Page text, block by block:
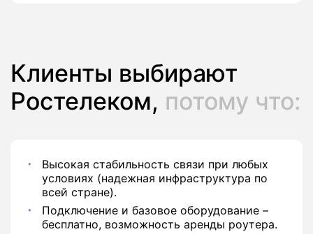
Клиенты выбирают
Ростелеком, потому что:
Высокая стабильность связи при любых
условиях (надежная инфраструктура по
всей стране).
Подключение и базовое оборудование –
бесплатно, возможность аренды роутера.